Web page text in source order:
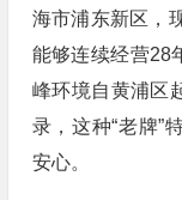
海市浦东新区，
能够连续经营28
峰环境自黄浦区
录，这种“老牌”
安心。